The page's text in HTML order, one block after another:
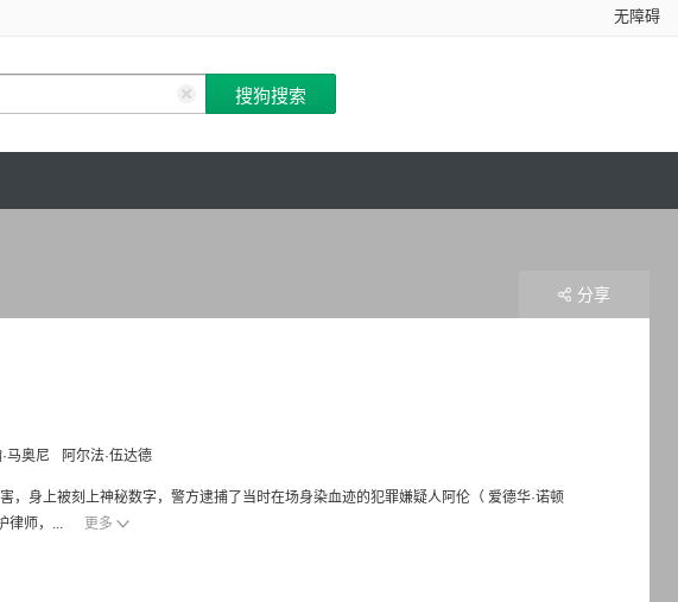
无障碍
马奥尼 阿尔法·伍达德
身上被刻上神秘数字，警方逮捕了当时在场身染血迹的犯罪嫌疑人阿伦（ 爱德华·诺顿
律师，...
更多
分享